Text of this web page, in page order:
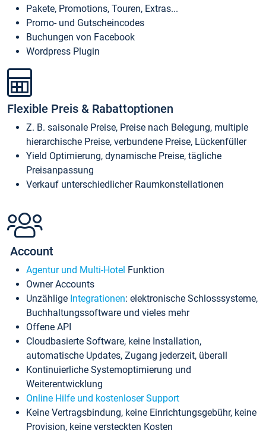
Pakete, Promotions, Touren, Extras...
Promo- und Gutscheincodes
Buchungen von Facebook
Wordpress Plugin
Flexible Preis & Rabattoptionen
Z. B. saisonale Preise, Preise nach Belegung, multiple
hierarchische Preise, verbundene Preise, Lückenfüller
Yield Optimierung, dynamische Preise, tägliche
Preisanpassung
Verkauf unterschiedlicher Raumkonstellationen
Account
Agentur und Multi-Hotel Funktion
Owner Accounts
Unzählige Integrationen: elektronische Schlosssysteme,
Buchhaltungssoftware und vieles mehr
Offene API
Cloudbasierte Software, keine Installation,
automatische Updates, Zugang jederzeit, überall
Kontinuierliche Systemoptimierung und
Weiterentwicklung
Online Hilfe und kostenloser Support
Keine Vertragsbindung, keine Einrichtungsgebühr, keine
Provision, keine versteckten Kosten